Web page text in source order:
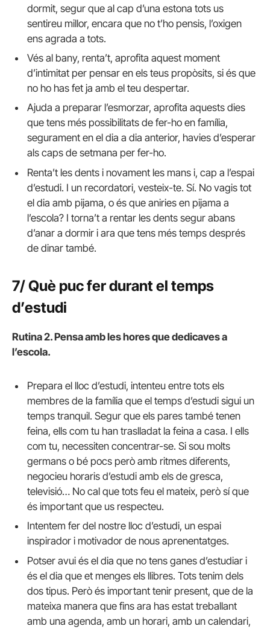
dormit, segur que al cap d’una estona tots us
sentireu millor, encara que no t’ho pensis, l’oxigen
ens agrada a tots.
Vés al bany, renta’t, aprofita aquest moment
d’intimitat per pensar en els teus propòsits, si és que
no ho has fet ja amb el teu despertar.
Ajuda a preparar l’esmorzar, aprofita aquests dies
que tens més possibilitats de fer-ho en família,
segurament en el dia a dia anterior, havies d’esperar
als caps de setmana per fer-ho.
Renta’t les dents i novament les mans i, cap a l’espai
d’estudi. I un recordatori, vesteix-te. Sí. No vagis tot
el dia amb pijama, o és que aniries en pijama a
l’escola? I torna’t a rentar les dents segur abans
d’anar a dormir i ara que tens més temps després
de dinar també.
7/ Què puc fer durant el temps
d’estudi
Rutina 2. Pensa amb les hores que dedicaves a
l’escola.
Prepara el lloc d’estudi, intenteu entre tots els
membres de la família que el temps d’estudi sigui un
temps tranquil. Segur que els pares també tenen
feina, ells com tu han traslladat la feina a casa. I ells
com tu, necessiten concentrar-se. Si sou molts
germans o bé pocs però amb ritmes diferents,
negocieu horaris d’estudi amb els de gresca,
televisió… No cal que tots feu el mateix, però sí que
és important que us respecteu.
Intentem fer del nostre lloc d’estudi, un espai
inspirador i motivador de nous aprenentatges.
Potser avui és el dia que no tens ganes d’estudiar i
és el dia que et menges els llibres. Tots tenim dels
dos tipus. Però és important tenir present, que de la
mateixa manera que fins ara has estat treballant
amb una agenda, amb un horari, amb un calendari,